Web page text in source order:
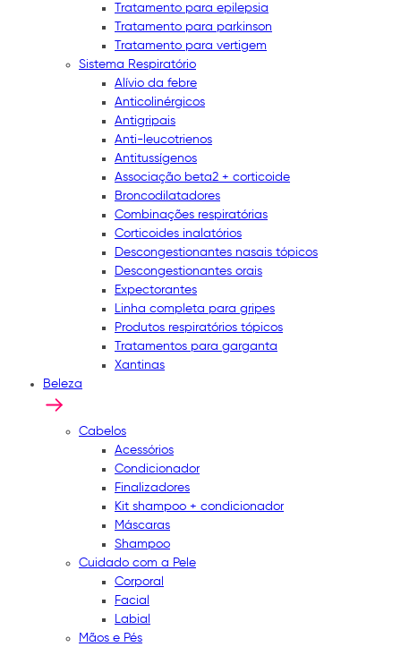
Tratamento para epilepsia
Tratamento para parkinson
Tratamento para vertigem
Sistema Respiratório
Alívio da febre
Anticolinérgicos
Antigripais
Anti-leucotrienos
Antitussígenos
Associação beta2 + corticoide
Broncodilatadores
Combinações respiratórias
Corticoides inalatórios
Descongestionantes nasais tópicos
Descongestionantes orais
Expectorantes
Linha completa para gripes
Produtos respiratórios tópicos
Tratamentos para garganta
Xantinas
Beleza
Cabelos
Acessórios
Condicionador
Finalizadores
Kit shampoo + condicionador
Máscaras
Shampoo
Cuidado com a Pele
Corporal
Facial
Labial
Mãos e Pés